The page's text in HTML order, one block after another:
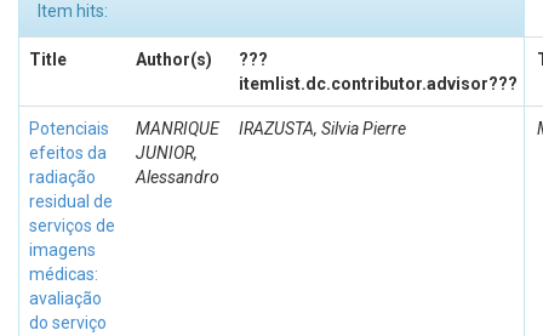
Item hits:
Title Author(s)
???
itemlist.dc.contributor.advisor???
Potenciais
efeitos da
radiação
residual de
serviços de
imagens
médicas:
avaliação
do serviço
MANRIQUE
JUNIOR,
Alessandro
IRAZUSTA, Silvia Pierre